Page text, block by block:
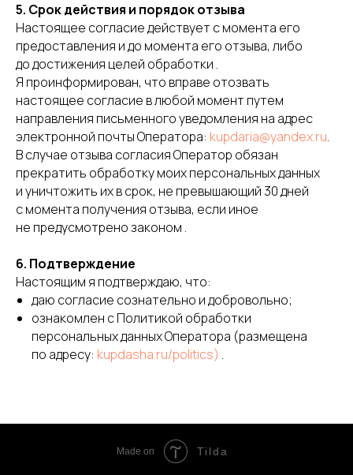
5. Срок действия и порядок отзыва
Настоящее согласие действует с момента его
предоставления и до момента его отзыва, либо
до достижения целей обработки .
Я проинформирован, что вправе отозвать
настоящее согласие в любой момент путем
направления письменного уведомления на адрес
электронной почты Оператора: kupdaria@yandex.ru.
В случае отзыва согласия Оператор обязан
прекратить обработку моих персональных данных
и уничтожить их в срок, не превышающий 30 дней
с момента получения отзыва, если иное
не предусмотрено законом .
6. Подтверждение
Настоящим я подтверждаю, что:
даю согласие сознательно и добровольно;
ознакомлен с Политикой обработки
персональных данных Оператора (размещена
по адресу: kupdasha.ru/politics) .
Made on Tilda